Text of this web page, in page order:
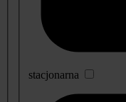
stacjonarna